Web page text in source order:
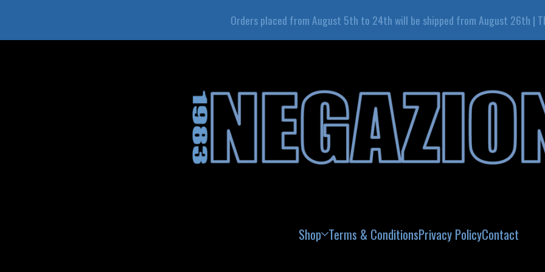
Orders placed from August 5th to 24th will be shipped from August 26th |
Shop Terms & ConditionsPrivacy PolicyContact